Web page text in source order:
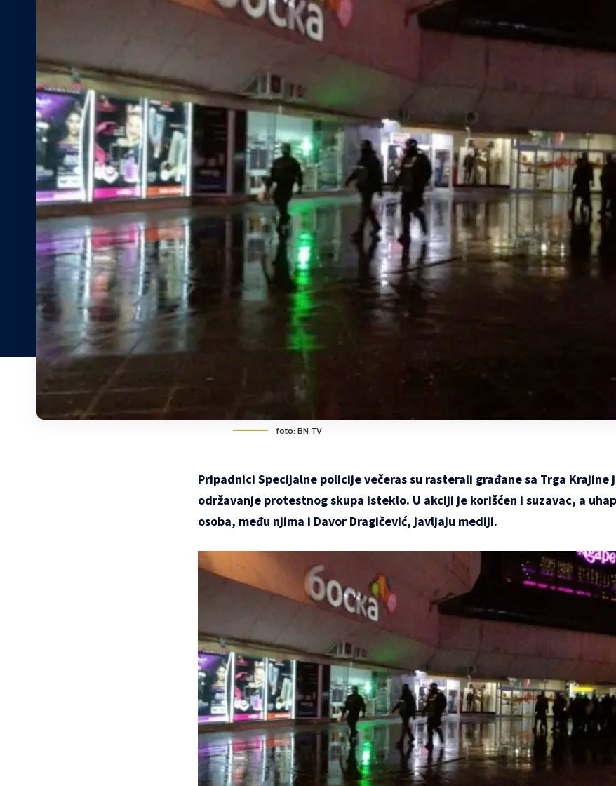
foto: BN TV
Pripadnici Specijalne policije večeras su rasterali građane sa Trga Krajine
održavanje protestnog skupa isteklo. U akciji je korišćen i suzavac, a
osoba, među njima i Davor Dragičević, javljaju mediji.